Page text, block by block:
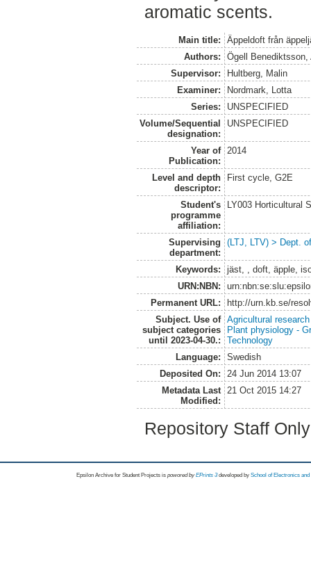
aromatic scents.
Main title:
Äppeldoft från
Authors:
Ögell Benediktsson,
Supervisor:
Hultberg, Malin
Examiner:
Nordmark, Lotta
Series:
UNSPECIFIED
Volume/Sequential
designation:
UNSPECIFIED
Year of
Publication:
2014
Level and depth
descriptor:
First cycle, G2E
Student's
programme
affiliation:
LY003 Horticultural
Supervising
department:
(LTJ, LTV) > Dept.
Keywords:
jäst, , doft, äpple,
URN:NBN:
Permanent URL:
http://urn.kb.se/
Subject. Use of
subject categories
until 2023-04-30.:
Agricultural research
Plant physiology -
Technology
Language:
Swedish
Deposited On:
24 Jun 2014 13:07
Metadata Last
Modified:
21 Oct 2015 14:27
Repository Staff
Epsilon Archive for Student Projects is powored byEPrints 3 developed by School of Electronics